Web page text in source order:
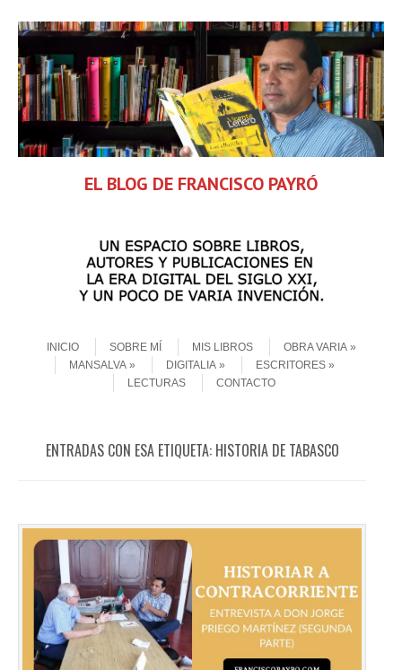
EL BLOG DE FRANCISCO PAYRÓ
MenuINICIO
SOBRE MÍ MIS LIBROS
OBRA VARIA
MANSALVA
DIGITALIA
ESCRITORES
LECTURAS
CONTACTO
ENTRADAS CON ESA ETIQUETA: HISTORIA DE TABASCO